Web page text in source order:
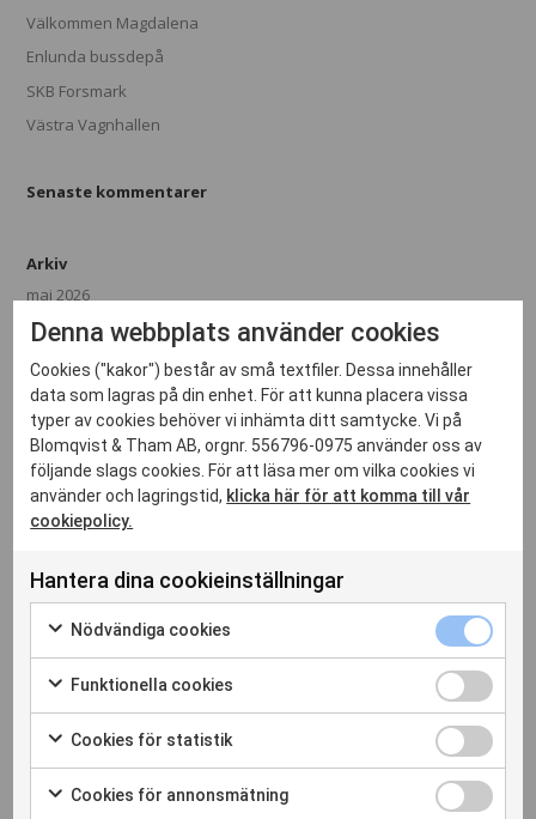
Välkommen Magdalena
Enlunda bussdepå
SKB Forsmark
Västra Vagnhallen
Senaste kommentarer
Arkiv
maj 2026
april 2026
februari 2025
juni 2024
december 2023
oktober 2023
november 2020
april 2020
januari 2020
november 2019
oktober 2019
januari 2019
december 2018
oktober 2018
Denna webbplats använder cookies
Cookies ("kakor") består av små textfiler. Dessa innehåller
data som lagras på din enhet. För att kunna placera vissa
typer av cookies behöver vi inhämta ditt samtycke. Vi på
Blomqvist & Tham AB, orgnr. 556796-0975 använder oss av
följande slags cookies. För att läsa mer om vilka cookies vi
använder och lagringstid, klicka här för att komma till vår
cookiepolicy.
Hantera dina cookieinställningar
Nödvändiga cookies
Funktionella cookies
Cookies för statistik
Cookies för annonsmätning